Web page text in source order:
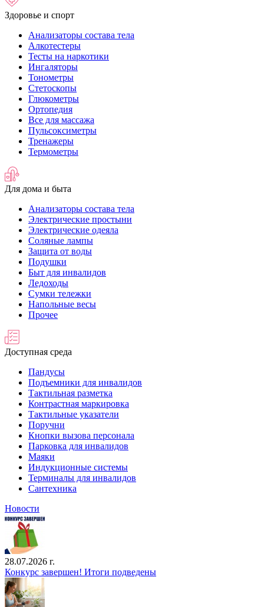
Здоровье и спорт
Анализаторы состава тела
Алкотестеры
Тесты на наркотики
Ингаляторы
Тонометры
Стетоскопы
Глюкометры
Ортопедия
Все для массажа
Пульсоксиметры
Тренажеры
Термометры
Для дома и быта
Анализаторы состава тела
Электрические простыни
Электрические одеяла
Соляные лампы
Защита от воды
Подушки
Быт для инвалидов
Ледоходы
Сумки тележки
Напольные весы
Прочее
Доступная среда
Пандусы
Подъемники для инвалидов
Тактильная разметка
Контрастная маркировка
Тактильные указатели
Поручни
Кнопки вызова персонала
Парковка для инвалидов
Маяки
Индукционные системы
Терминалы для инвалидов
Сантехника
Новости
28.07.2026 г.
Конкурс завершен! Итоги подведены